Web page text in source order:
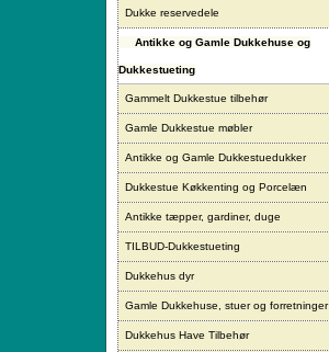
Dukke reservedele
Antikke og Gamle Dukkehuse og
Dukkestueting
Gammelt Dukkestue tilbehør
Gamle Dukkestue møbler
Antikke og Gamle Dukkestuedukker
Dukkestue Køkkenting og Porcelæn
Antikke tæpper, gardiner, duge
TILBUD-Dukkestueting
Dukkehus dyr
Gamle Dukkehuse, stuer og forretninger
Dukkehus Have Tilbehør